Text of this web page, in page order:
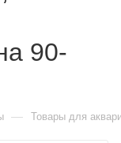
90-
— Товары для